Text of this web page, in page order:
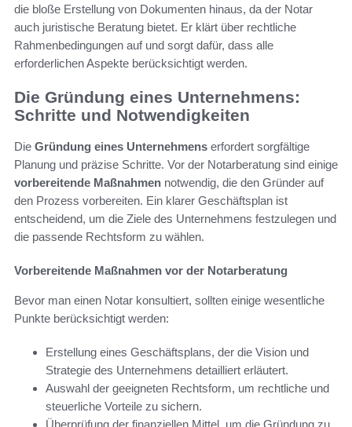
die bloße Erstellung von Dokumenten hinaus, da der Notar
auch juristische Beratung bietet. Er klärt über rechtliche
Rahmenbedingungen auf und sorgt dafür, dass alle
erforderlichen Aspekte berücksichtigt werden.
Die Gründung eines Unternehmens:
Schritte und Notwendigkeiten
Die Gründung eines Unternehmens erfordert sorgfältige
Planung und präzise Schritte. Vor der Notarberatung sind einige
vorbereitende Maßnahmen notwendig, die den Gründer auf
den Prozess vorbereiten. Ein klarer Geschäftsplan ist
entscheidend, um die Ziele des Unternehmens festzulegen und
die passende Rechtsform zu wählen.
Vorbereitende Maßnahmen vor der Notarberatung
Bevor man einen Notar konsultiert, sollten einige wesentliche
Punkte berücksichtigt werden:
Erstellung eines Geschäftsplans, der die Vision und
Strategie des Unternehmens detailliert erläutert.
Auswahl der geeigneten Rechtsform, um rechtliche und
steuerliche Vorteile zu sichern.
Überprüfung der finanziellen Mittel, um die Gründung zu